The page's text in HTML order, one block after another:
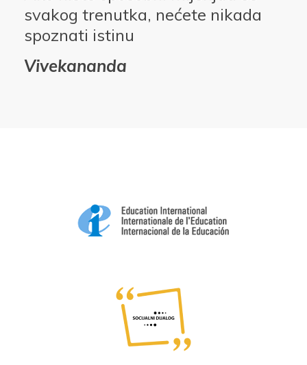
svakog trenutka, nećete nikada
spoznati istinu
Vivekananda